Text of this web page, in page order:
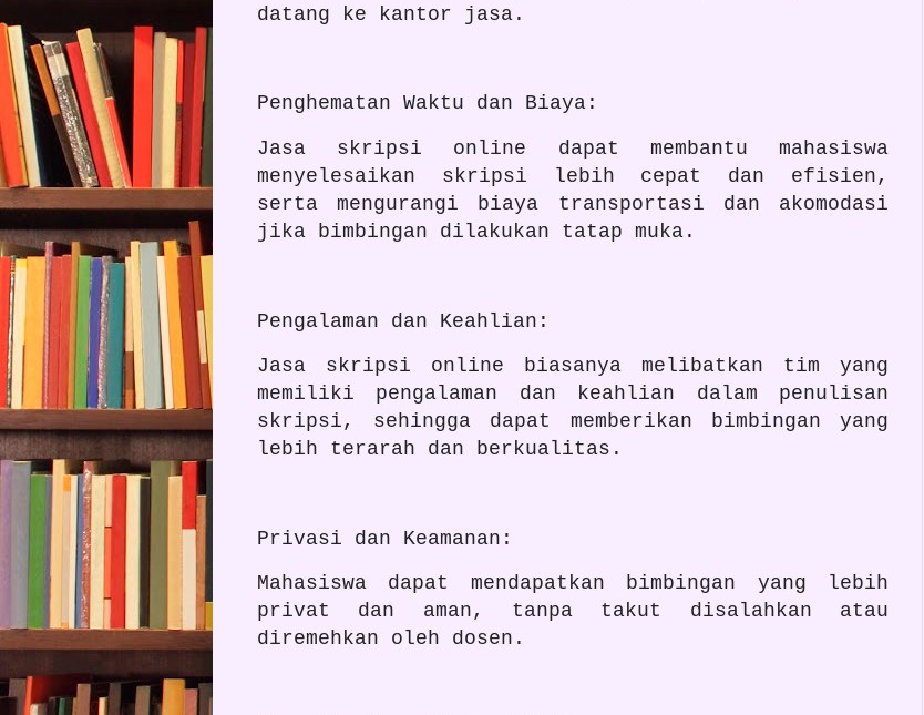
datang ke kantor jasa.
Penghematan Waktu dan Biaya:
Jasa skripsi online dapat membantu mahasiswa
menyelesaikan skripsi lebih cepat dan efisien,
serta mengurangi biaya transportasi dan akomodasi
jika bimbingan dilakukan tatap muka.
Pengalaman dan Keahlian:
Jasa skripsi online biasanya melibatkan tim yang
memiliki pengalaman dan keahlian dalam penulisan
skripsi, sehingga dapat memberikan bimbingan yang
lebih terarah dan berkualitas.
Privasi dan Keamanan:
Mahasiswa dapat mendapatkan bimbingan yang lebih
privat dan aman, tanpa takut disalahkan atau
diremehkan oleh dosen.